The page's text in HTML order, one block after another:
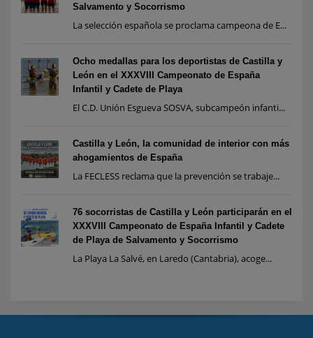
Salvamento y Socorrismo
La selección española se proclama campeona de E...
Ocho medallas para los deportistas de Castilla y
León en el XXXVIII Campeonato de España
Infantil y Cadete de Playa
El C.D. Unión Esgueva SOSVA, subcampeón infanti...
Castilla y León, la comunidad de interior con más
ahogamientos de España
La FECLESS reclama que la prevención se trabaje...
76 socorristas de Castilla y León participarán en el
XXXVIII Campeonato de España Infantil y Cadete
de Playa de Salvamento y Socorrismo
La Playa La Salvé, en Laredo (Cantabria), acoge...